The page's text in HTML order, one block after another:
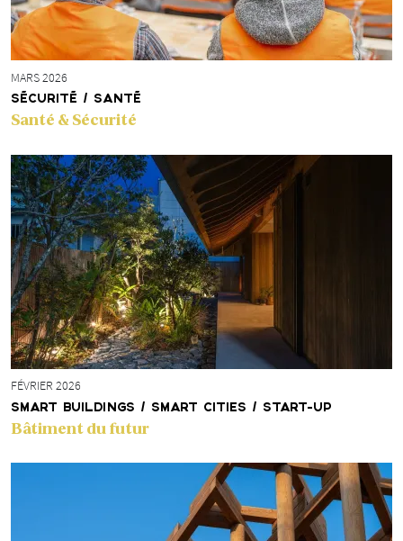
MARS 2026
SÉCURITÉ / SANTÉ
Santé & Sécurité
FÉVRIER 2026
SMART BUILDINGS / SMART CITIES / START-UP
Bâtiment du futur